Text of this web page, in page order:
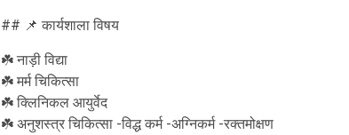
## 📌 कार्यशाला विषय
☘️ नाड़ी विद्या
☘️ मर्म चिकित्सा
☘️ क्लिनिकल आयुर्वेद
☘️ अनुशस्त्र चिकित्सा -विद्ध कर्म -अग्निकर्म -रक्तमोक्षण